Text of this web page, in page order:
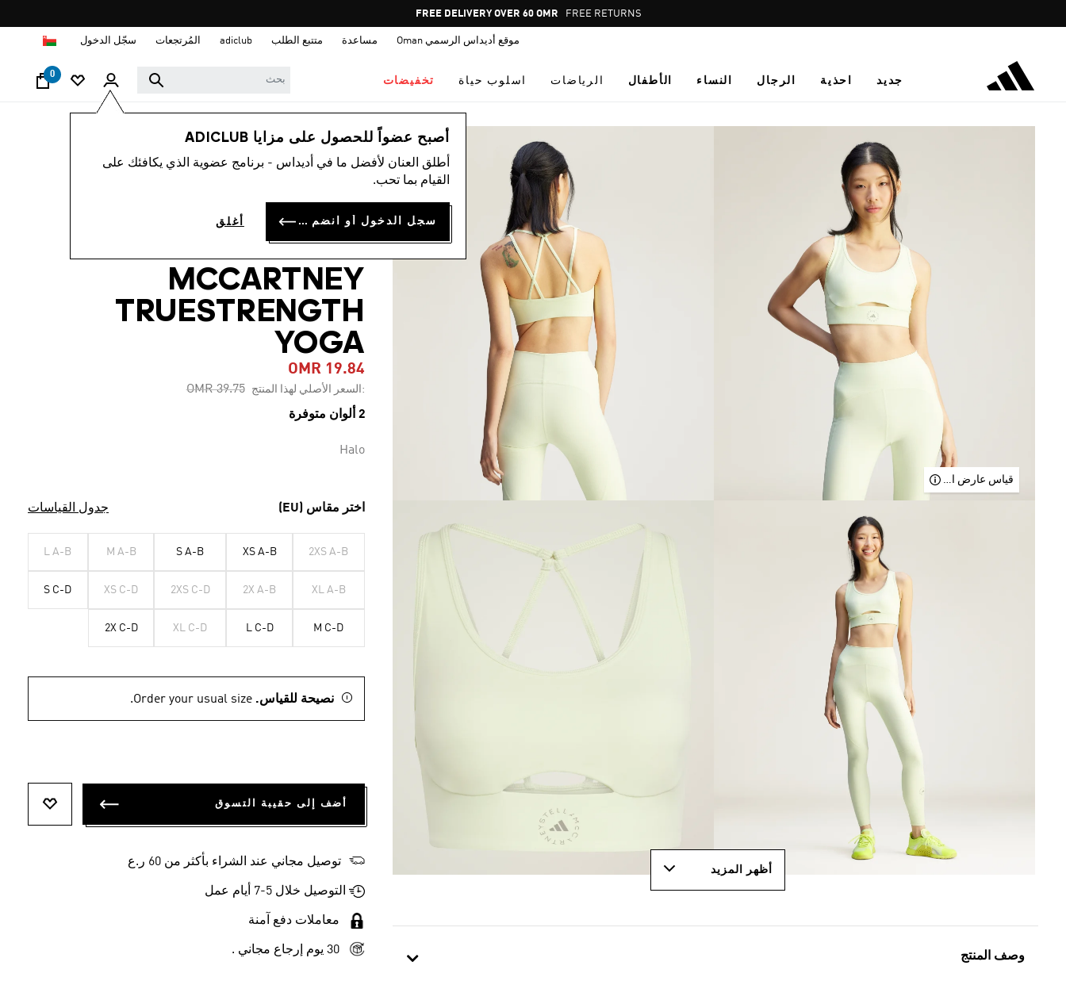
Pause
promotion
FREE DELIVERY OVER 60 OMR FREE RETURNS
موقع أديداس الرسمي Oman مساعدة متتبع الطلب adiclub المُرتجعات سجّل الدخول
جديد احذية الرجال النساء الأطفال الرياضات اسلوب حياة تخفيضات
0
أصبح عضواً للحصول على مزايا ADICLUB
أطلق العنان لأفضل ما في أديداس - برنامج عضوية الذي يكافئك على
القيام بما تحب.
سجل الدخول أو انضم الآن أغلق
قياس عارض الأزياء
أظهر المزيد
وصف المنتج
النساء ملابس
حمّالة صدر رياضية
ADIDAS BY STELLA
MCCARTNEY
TRUESTRENGTH
YOGA
OMR 19.84
:السعر الأصلي لهذا المنتج Price reduced from
OMR 39.75
to
2 ألوان متوفرة
Halo
اختر مقاس (EU) جدول القياسات
2XS A-B
XS A-B
S A-B
M A-B
L A-B
XL A-B
2X A-B
2XS C-D
XS C-D
S C-D
M C-D
L C-D
XL C-D
2X C-D
نصيحة للقياس.Order your usual size.
أضف إلى حقيبة التسوق
توصيل مجاني عند الشراء بأكثر من 60 ر.ع
التوصيل خلال 5-7 أيام عمل
معاملات دفع آمنة
30 يوم إرجاع مجاني .